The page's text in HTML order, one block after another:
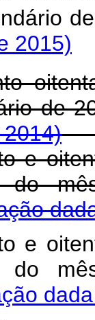
2015)
de
2014)
e
do
e
do